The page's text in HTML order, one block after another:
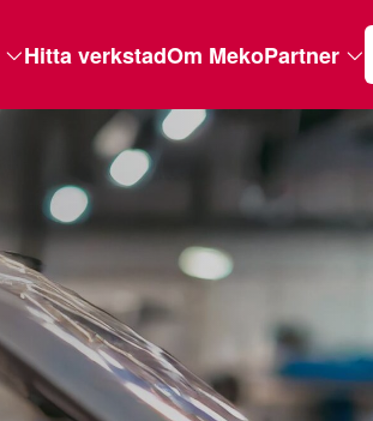
Hitta verkstadOm MekoPartner